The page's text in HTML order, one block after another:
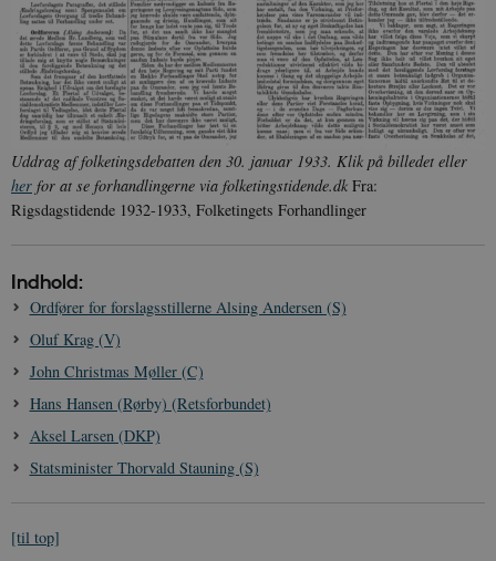
Uddrag af folketingsdebatten den 30. januar 1933. Klik på billedet eller
her for at se forhandlingerne via folketingstidende.dk Fra:
Rigsdagstidende 1932-1933, Folketingets Forhandlinger
Indhold:
Ordfører for forslagsstillerne Alsing Andersen (S)
Oluf Krag (V)
John Christmas Møller (C)
Hans Hansen (Rørby) (Retsforbundet)
Aksel Larsen (DKP)
Statsminister Thorvald Stauning (S)
[til top]